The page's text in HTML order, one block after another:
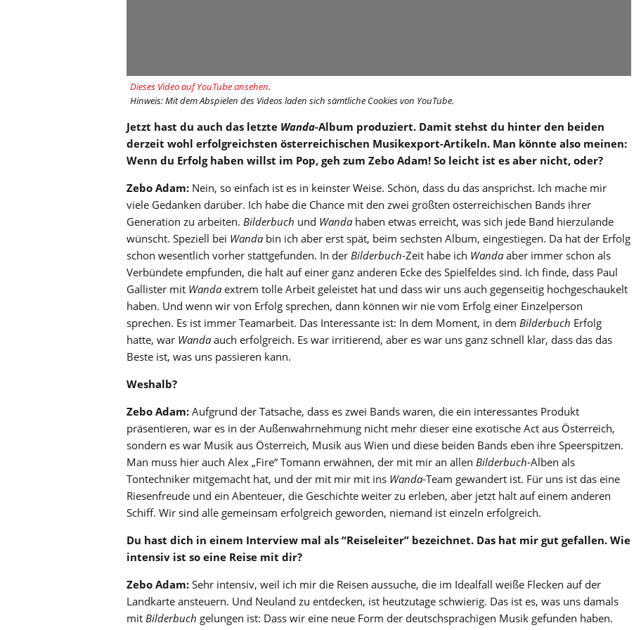
Dieses Video auf YouTube ansehen.
Hinweis: Mit dem Abspielen des Videos laden sich sämtliche Cookies von YouTube.
Jetzt hast du auch das letzte Wanda-Album produziert. Damit stehst du hinter den beiden
derzeit wohl erfolgreichsten österreichischen Musikexport-Artikeln. Man könnte also meinen:
Wenn du Erfolg haben willst im Pop, geh zum Zebo Adam! So leicht ist es aber nicht, oder?
Zebo Adam: Nein, so einfach ist es in keinster Weise. Schön, dass du das ansprichst. Ich mache mir
viele Gedanken darüber. Ich habe die Chance mit den zwei größten österreichischen Bands ihrer
Generation zu arbeiten. Bilderbuch und Wanda haben etwas erreicht, was sich jede Band hierzulande
wünscht. Speziell bei Wanda bin ich aber erst spät, beim sechsten Album, eingestiegen. Da hat der Erfolg
schon wesentlich vorher stattgefunden. In der Bilderbuch-Zeit habe ich Wanda aber immer schon als
Verbündete empfunden, die halt auf einer ganz anderen Ecke des Spielfeldes sind. Ich finde, dass Paul
Gallister mit Wanda extrem tolle Arbeit geleistet hat und dass wir uns auch gegenseitig hochgeschaukelt
haben. Und wenn wir von Erfolg sprechen, dann können wir nie vom Erfolg einer Einzelperson
sprechen. Es ist immer Teamarbeit. Das Interessante ist: In dem Moment, in dem Bilderbuch Erfolg
hatte, war Wanda auch erfolgreich. Es war irritierend, aber es war uns ganz schnell klar, dass das das
Beste ist, was uns passieren kann.
Weshalb?
Zebo Adam: Aufgrund der Tatsache, dass es zwei Bands waren, die ein interessantes Produkt
präsentieren, war es in der Außenwahrnehmung nicht mehr dieser eine exotische Act aus Österreich,
sondern es war Musik aus Österreich, Musik aus Wien und diese beiden Bands eben ihre Speerspitzen.
Man muss hier auch Alex „Fire“ Tomann erwähnen, der mit mir an allen Bilderbuch-Alben als
Tontechniker mitgemacht hat, und der mit mir mit ins Wanda-Team gewandert ist. Für uns ist das eine
Riesenfreude und ein Abenteuer, die Geschichte weiter zu erleben, aber jetzt halt auf einem anderen
Schiff. Wir sind alle gemeinsam erfolgreich geworden, niemand ist einzeln erfolgreich.
Du hast dich in einem Interview mal als “Reiseleiter” bezeichnet. Das hat mir gut gefallen. Wie
intensiv ist so eine Reise mit dir?
Zebo Adam: Sehr intensiv, weil ich mir die Reisen aussuche, die im Idealfall weiße Flecken auf der
Landkarte ansteuern. Und Neuland zu entdecken, ist heutzutage schwierig. Das ist es, was uns damals
mit Bilderbuch gelungen ist: Dass wir eine neue Form der deutschsprachigen Musik gefunden haben.